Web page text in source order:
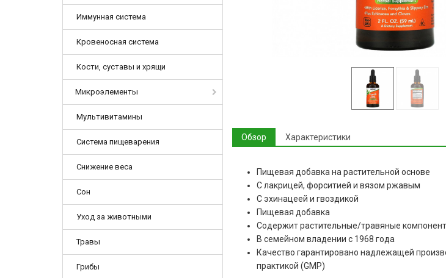
Иммунная система
Кровеносная система
Кости, суставы и хрящи
Микроэлементы
Мультивитамины
Система пищеварения
Снижение веса
Сон
Уход за животными
Травы
Грибы
Обзор Характеристики
Пищевая добавка на растительной основе
С лакрицей, форситией и вязом ржавым
С эхинацеей и гвоздикой
Пищевая добавка
Содержит растительные/травяные
В семейном владении с 1968 года
Качество гарантировано надлежащей
практикой (GMP)